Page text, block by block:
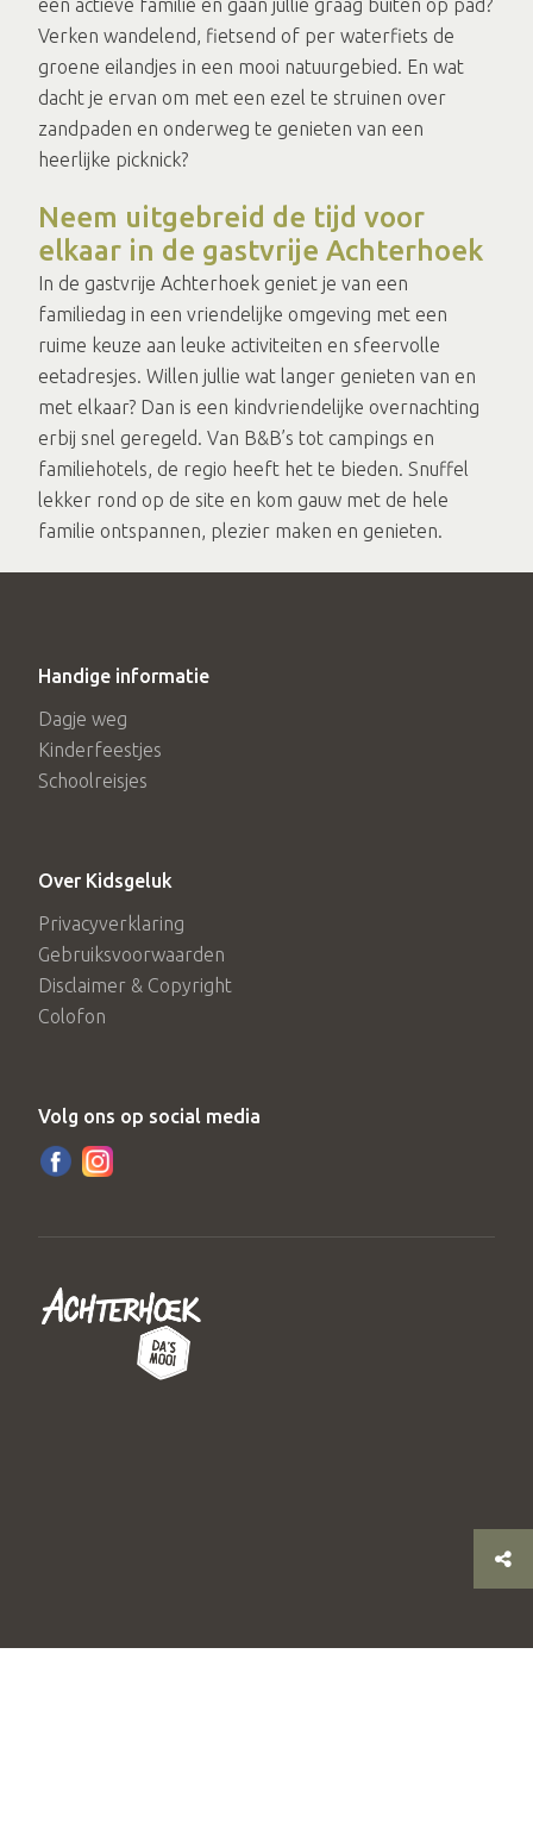
een actieve familie en gaan jullie graag buiten op pad?
Verken wandelend, fietsend of per waterfiets de
groene eilandjes in een mooi natuurgebied. En wat
dacht je ervan om met een ezel te struinen over
zandpaden en onderweg te genieten van een
heerlijke picknick?
Neem uitgebreid de tijd voor
elkaar in de gastvrije Achterhoek
In de gastvrije Achterhoek geniet je van een
familiedag in een vriendelijke omgeving met een
ruime keuze aan leuke activiteiten en sfeervolle
eetadresjes. Willen jullie wat langer genieten van en
met elkaar? Dan is een kindvriendelijke overnachting
erbij snel geregeld. Van B&B’s tot campings en
familiehotels, de regio heeft het te bieden. Snuffel
lekker rond op de site en kom gauw met de hele
familie ontspannen, plezier maken en genieten.
Handige informatie
Dagje weg
Kinderfeestjes
Schoolreisjes
Over Kidsgeluk
Privacyverklaring
Gebruiksvoorwaarden
Disclaimer & Copyright
Colofon
Volg ons op social media